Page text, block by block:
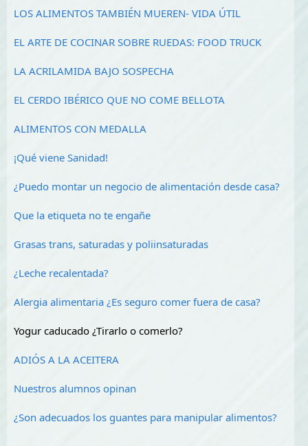
LOS ALIMENTOS TAMBIÉN MUEREN- VIDA ÚTIL
EL ARTE DE COCINAR SOBRE RUEDAS: FOOD TRUCK
LA ACRILAMIDA BAJO SOSPECHA
EL CERDO IBÉRICO QUE NO COME BELLOTA
ALIMENTOS CON MEDALLA
¡Qué viene Sanidad!
¿Puedo montar un negocio de alimentación desde casa?
Que la etiqueta no te engañe
Grasas trans, saturadas y poliinsaturadas
¿Leche recalentada?
Alergia alimentaria ¿Es seguro comer fuera de casa?
Yogur caducado ¿Tirarlo o comerlo?
ADIÓS A LA ACEITERA
Nuestros alumnos opinan
¿Son adecuados los guantes para manipular alimentos?